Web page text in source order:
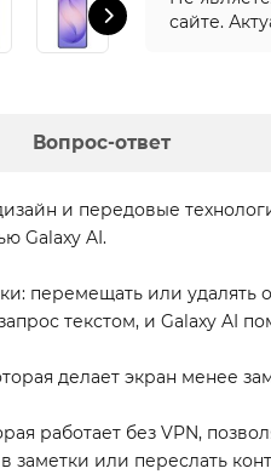
сайте.
Вопрос-ответ
и передовые
Galaxy AI.
перемещать или удалять
текстом, и Galaxy AI
делает экран менее
работает без VPN,
или переслать